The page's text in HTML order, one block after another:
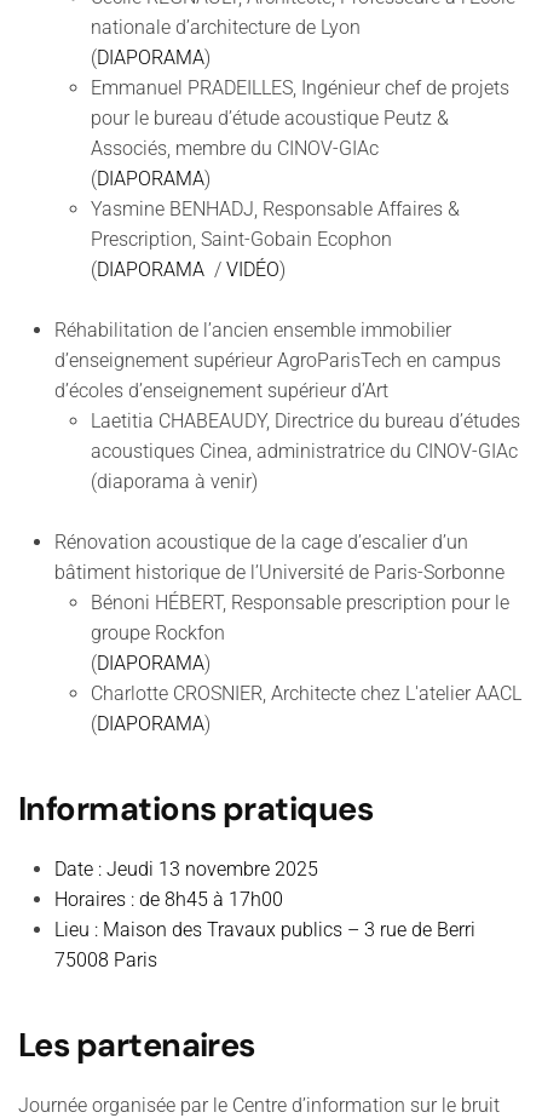
nationale d’architecture de Lyon
(DIAPORAMA)
Emmanuel PRADEILLES, Ingénieur chef de projets
pour le bureau d’étude acoustique Peutz &
Associés, membre du CINOV-GIAc
(DIAPORAMA)
Yasmine BENHADJ, Responsable Affaires &
Prescription, Saint-Gobain Ecophon
(DIAPORAMA / VIDÉO)
Réhabilitation de l’ancien ensemble immobilier
d’enseignement supérieur AgroParisTech en campus
d’écoles d’enseignement supérieur d’Art
Laetitia CHABEAUDY, Directrice du bureau d’études
acoustiques Cinea, administratrice du CINOV-GIAc
(diaporama à venir)
Rénovation acoustique de la cage d’escalier d’un
bâtiment historique de l’Université de Paris-Sorbonne
Bénoni HÉBERT, Responsable prescription pour le
groupe Rockfon
(DIAPORAMA)
Charlotte CROSNIER, Architecte chez L'atelier AACL
(DIAPORAMA)
Informations pratiques
Date : Jeudi 13 novembre 2025
Horaires : de 8h45 à 17h00
Lieu : Maison des Travaux publics – 3 rue de Berri
75008 Paris
Les partenaires
Journée organisée par le Centre d’information sur le bruit